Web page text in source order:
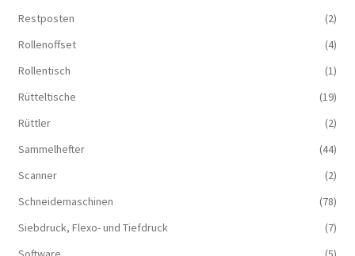
Restposten
(2)
Rollenoffset
(4)
Rollentisch
(1)
Rütteltische
(19)
Rüttler
(2)
Sammelhefter
(44)
Scanner
(2)
Schneidemaschinen
(78)
Siebdruck, Flexo- und Tiefdruck
(7)